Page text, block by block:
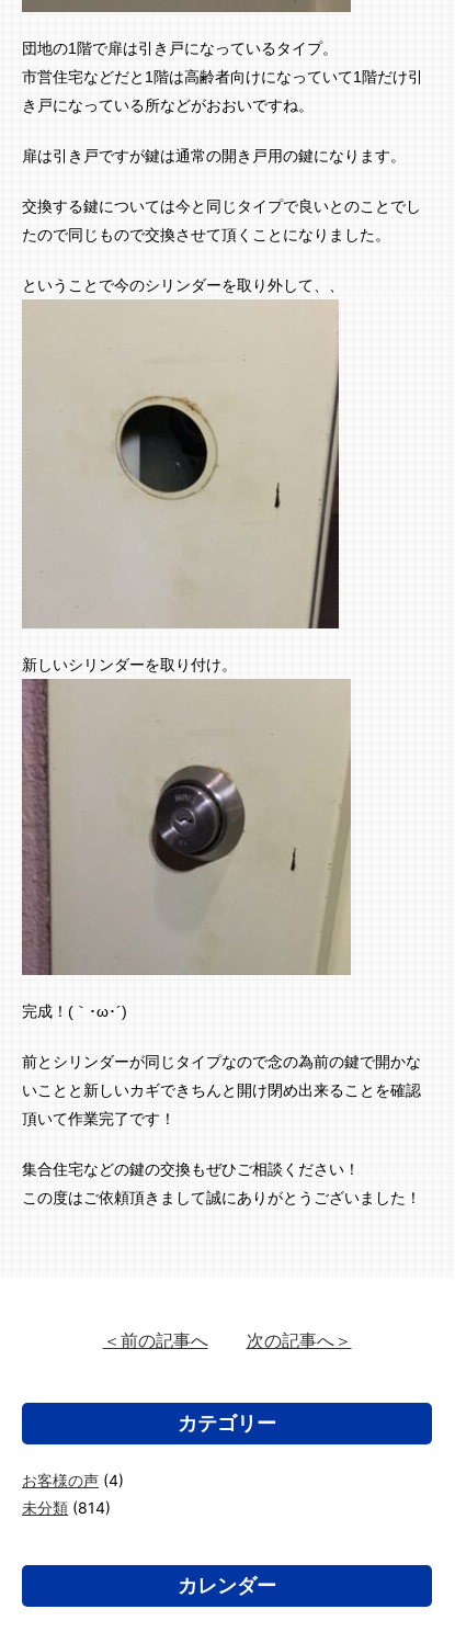
団地の1階で扉は引き戸になっているタイプ。
市営住宅などだと1階は高齢者向けになっていて1階だけ引
き戸になっている所などがおおいですね。
扉は引き戸ですが鍵は通常の開き戸用の鍵になります。
交換する鍵については今と同じタイプで良いとのことでし
たので同じもので交換させて頂くことになりました。
ということで今のシリンダーを取り外して、、
新しいシリンダーを取り付け。
完成！(｀･ω･´)ゞ
前とシリンダーが同じタイプなので念の為前の鍵で開かな
いことと新しいカギできちんと開け閉め出来ることを確認
頂いて作業完了です！
集合住宅などの鍵の交換もぜひご相談ください！
この度はご依頼頂きまして誠にありがとうございました！
＜前の記事へ 次の記事へ＞
カテゴリー
お客様の声 (4)
未分類 (814)
カレンダー